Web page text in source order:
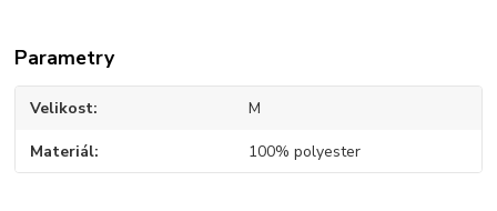
Parametry
Velikost M
Materiál 100% polyester